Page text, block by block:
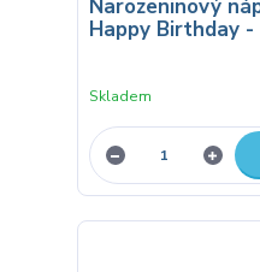
Narozeninový
Happy Birthday -
Skladem